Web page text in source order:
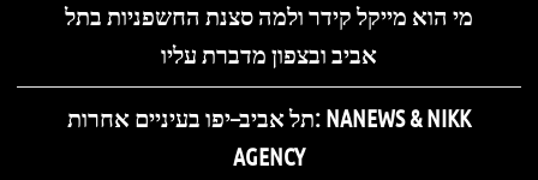
מי הוא מייקל קידר ולמה סצנת החשפניות בתל
אביב ובצפון מדברת עליו
תל אביב–יפו בעיניים אחרות: NANEWS & NIKK
AGENCY